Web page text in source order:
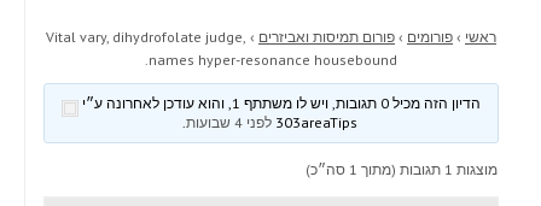
ראשי › פורומים › פורום תמיסות ואביזרים ›
Vital vary, dihydrofolate judge,
names hyper-resonance housebound.
הדיון הזה מכיל 0 תגובות, ויש לו משתתף 1, והוא עודכן לאחרונה ע״י
לפני 4 שבועות .
מוצגות 1 תגובות (מתוך 1 סה״כ)